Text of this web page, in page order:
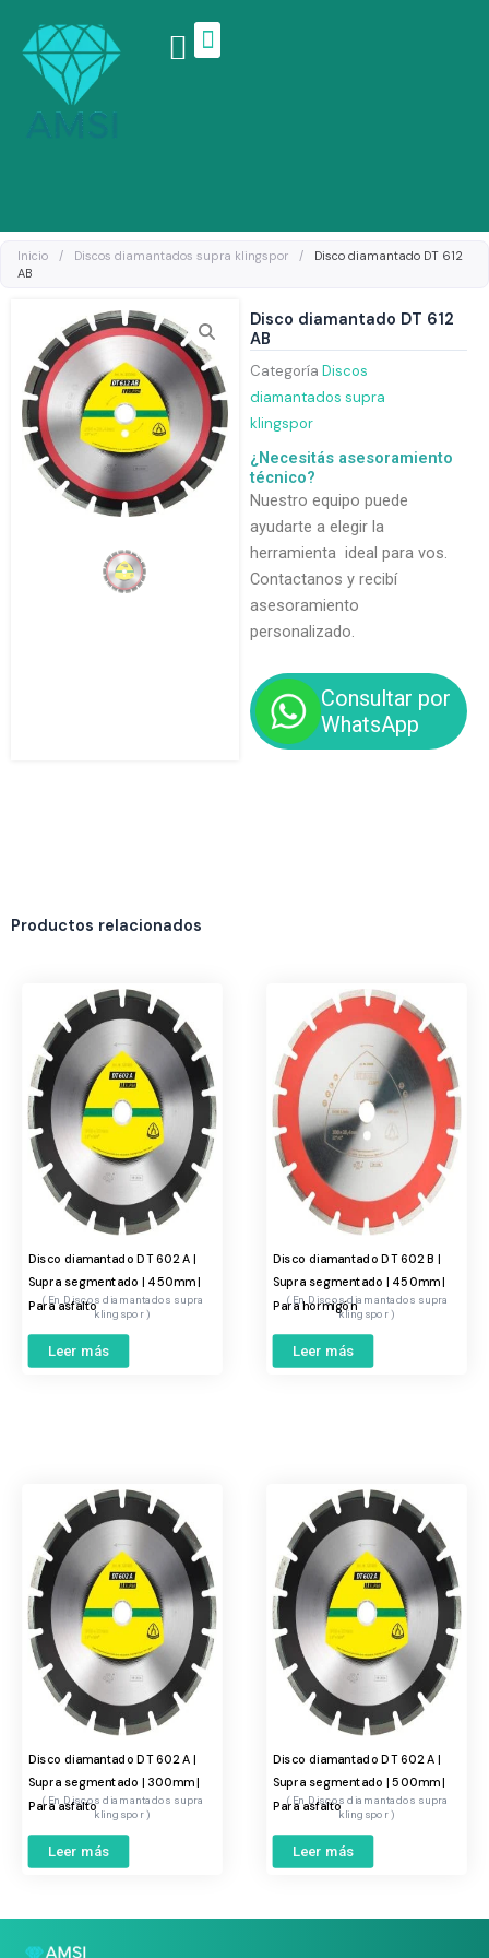
contenido
Inicio / Discos diamantados supra klingspor /
Disco diamantado DT 612
AB
Disco diamantado DT 612
AB
Categoría Discos
diamantados supra
klingspor
¿Necesitás asesoramiento
técnico?
Nuestro equipo puede
ayudarte a elegir la
herramienta ideal para vos.
Contactanos y recibí
asesoramiento
personalizado.
Consultar por
WhatsApp
Productos relacionados
Disco diamantado DT 602 A |
Supra segmentado | 450mm |
Para asfaltoDiscos diamantados supra
klingspor
Leer más
Disco diamantado DT 602 B |
Supra segmentado | 450mm |
Para hormigón
Discos diamantados supra
klingspor
Leer más
Disco diamantado DT 602 A |
Supra segmentado | 300mm |
Para asfaltoDiscos diamantados supra
klingspor
Leer más
Disco diamantado DT 602 A |
Supra segmentado | 500mm |
Para asfaltoDiscos diamantados supra
klingspor
Leer más